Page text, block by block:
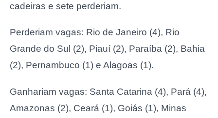
cadeiras e sete perderiam.
Perderiam vagas: Rio de Janeiro (4), Rio
Grande do Sul (2), Piauí (2), Paraíba (2), Bahia
(2), Pernambuco (1) e Alagoas (1).
Ganhariam vagas: Santa Catarina (4), Pará (4),
Amazonas (2), Ceará (1), Goiás (1), Minas